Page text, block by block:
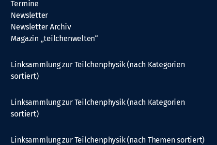
Termine
Newsletter
Newsletter Archiv
Magazin „teilchenwelten“
Linksammlung zur Teilchenphysik (nach Kategorien
sortiert)
Linksammlung zur Teilchenphysik (nach Kategorien
sortiert)
Linksammlung zur Teilchenphysik (nach Themen sortiert)